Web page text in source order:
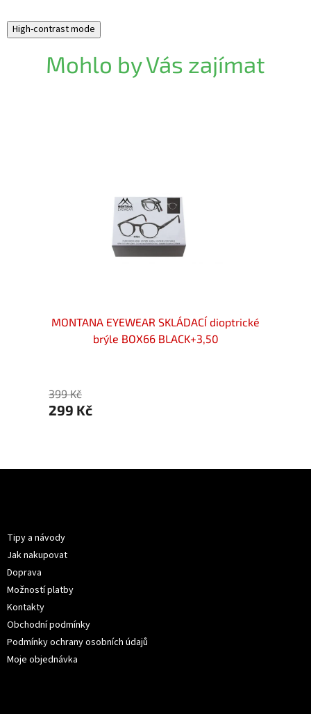
High-contrast mode
Mohlo by Vás zajímat
MONTANA EYEWEAR SKLÁDACÍ dioptrické
brýle BOX66 BLACK+3,50
399 Kč
299 Kč
Tipy a návody
Jak nakupovat
Doprava
Možností platby
Kontakty
Obchodní podmínky
Podmínky ochrany osobních údajů
Moje objednávka